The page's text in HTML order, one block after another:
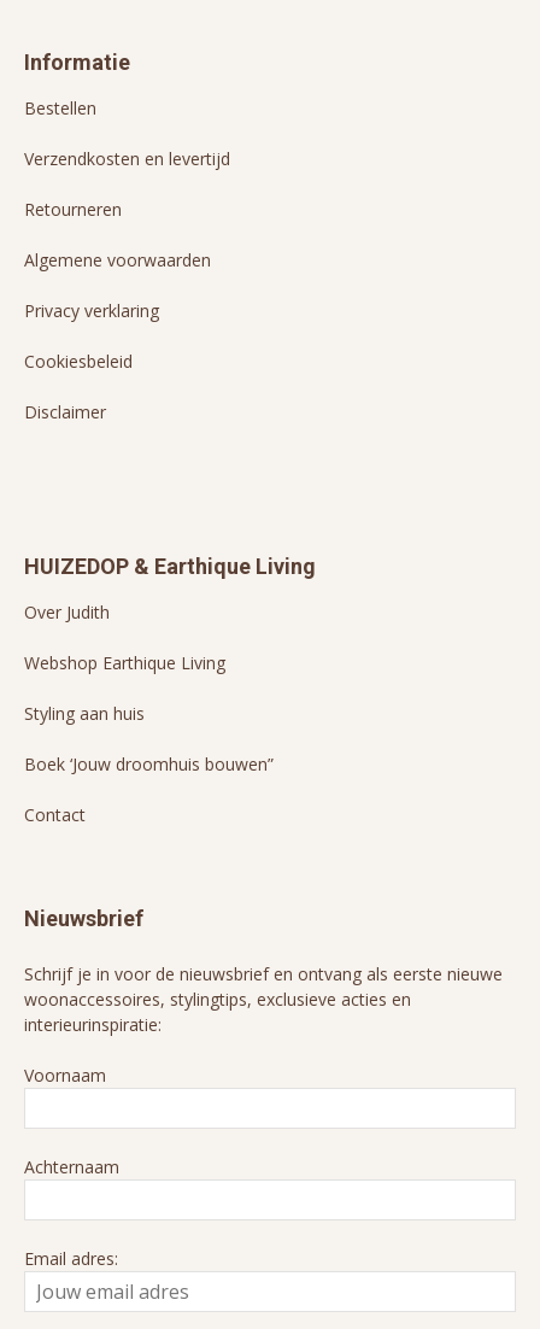
Informatie
Bestellen
Verzendkosten en levertijd
Retourneren
Algemene voorwaarden
Privacy verklaring
Cookiesbeleid
Disclaimer
HUIZEDOP & Earthique Living
Over Judith
Webshop Earthique Living
Styling aan huis
Boek ‘Jouw droomhuis bouwen”
Contact
Nieuwsbrief
Schrijf je in voor de nieuwsbrief en ontvang als eerste nieuwe
woonaccessoires, stylingtips, exclusieve acties en
interieurinspiratie:
Voornaam
Achternaam
Email adres: